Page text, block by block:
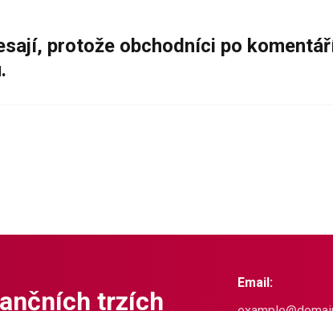
protože obchodníci po
trzích
Email: